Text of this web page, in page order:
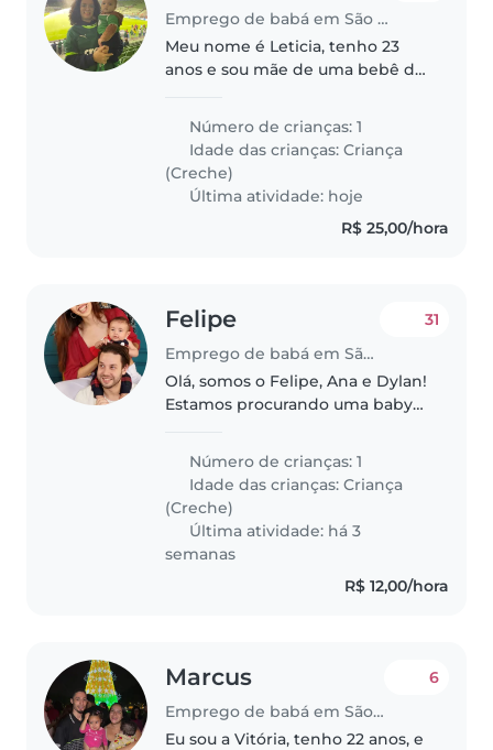
Emprego de babá em São Paulo (São Paulo)
Meu nome é Leticia, tenho 23
anos e sou mãe de uma bebê de
independente, é uma criança de
creche. Aqui em casa somos só
nós duas e não tenho nenhuma..
Número de crianças: 1
Idade das crianças:Criança
(Creche)
Última atividade: hoje
R$ 25,00/hora
Felipe
Emprego de babá em São Paulo (São Paulo)
31
Olá, somos o Felipe, Ana e Dylan!
Estamos procurando uma baby
esporadicamente com o neném
e algumas tarefas. Somos pais de
primeira viagem e estamos
perdidos..
Número de crianças: 1
Idade das crianças:Criança
(Creche)
Última atividade: há 3
semanas
R$ 12,00/hora
Marcus
Emprego de babá em São Paulo (São Paulo)
6
Eu sou a Vitória, tenho 22 anos, e